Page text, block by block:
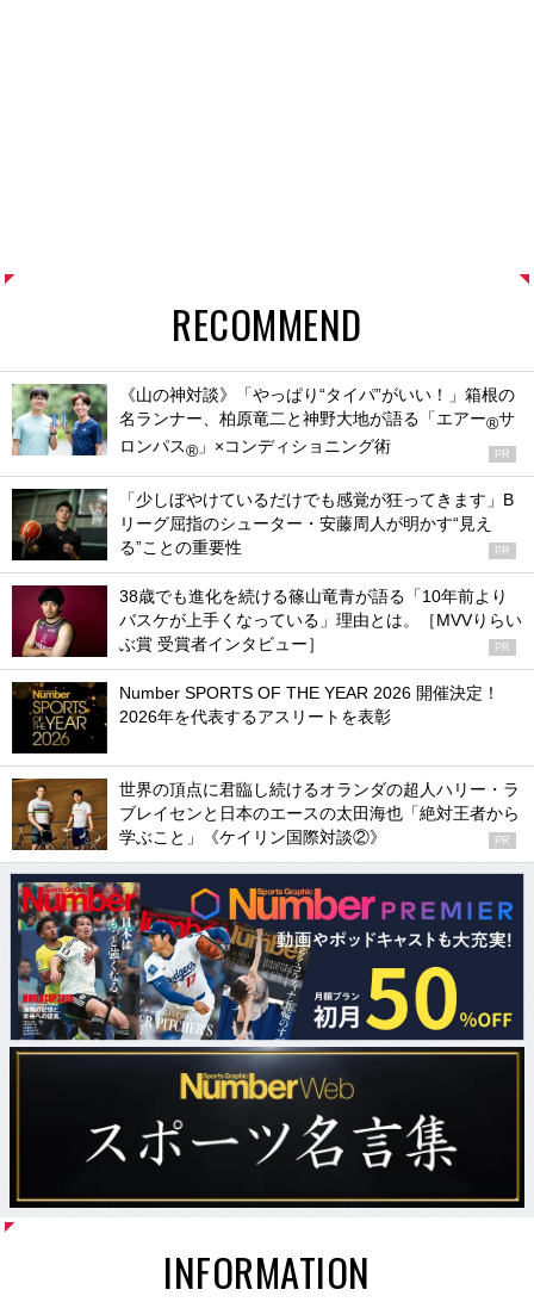
RECOMMEND
《山の神対談》「やっぱり“タイパ”がいい！」箱根の
名ランナー、柏原竜二と神野大地が語る「エアー®サ
ロンパス® 」×コンディショニング術 PR
「少しぼやけているだけでも感覚が狂ってきます」B
リーグ屈指のシューター・安藤周人が明かす“見え
る”ことの重要性
PR
38歳でも進化を続ける篠山竜青が語る「10年前より
バスケが上手くなっている」理由とは。［MVVりらい
ぶ賞 受賞者インタビュー］
PR
Number SPORTS OF THE YEAR 2026 開催決定！
2026年を代表するアスリートを表彰
世界の頂点に君臨し続けるオランダの超人ハリー・ラ
ブレイセンと日本のエースの太田海也「絶対王者から
学ぶこと」《ケイリン国際対談②》
PR
INFORMATION